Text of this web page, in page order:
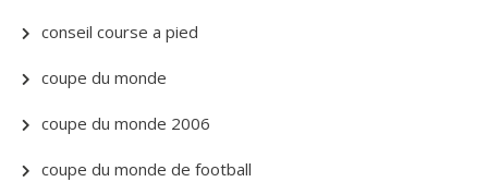
conseil course a pied
coupe du monde
coupe du monde 2006
coupe du monde de football